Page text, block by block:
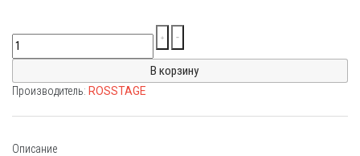
Производитель: ROSSTAGE
Описание